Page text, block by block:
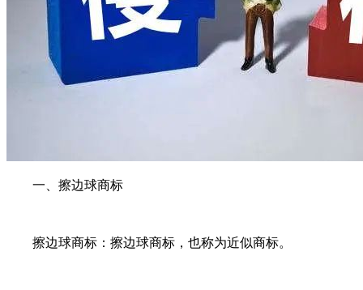
一、擦边球商标
擦边球商标：擦边球商标，也称为近似商标。